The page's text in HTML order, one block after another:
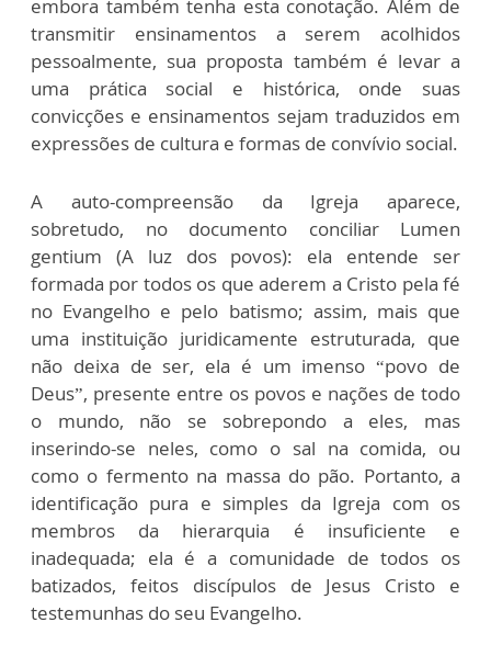
embora também tenha esta conotação. Além de
transmitir ensinamentos a serem acolhidos
pessoalmente, sua proposta também é levar a
uma prática social e histórica, onde suas
convicções e ensinamentos sejam traduzidos em
expressões de cultura e formas de convívio social.
A auto-compreensão da Igreja aparece,
sobretudo, no documento conciliar Lumen
gentium (A luz dos povos): ela entende ser
formada por todos os que aderem a Cristo pela fé
no Evangelho e pelo batismo; assim, mais que
uma instituição juridicamente estruturada, que
não deixa de ser, ela é um imenso “povo de
Deus”, presente entre os povos e nações de todo
o mundo, não se sobrepondo a eles, mas
inserindo-se neles, como o sal na comida, ou
como o fermento na massa do pão. Portanto, a
identificação pura e simples da Igreja com os
membros da hierarquia é insuficiente e
inadequada; ela é a comunidade de todos os
batizados, feitos discípulos de Jesus Cristo e
testemunhas do seu Evangelho.